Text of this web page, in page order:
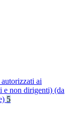
ai
e non dirigenti) (da
5